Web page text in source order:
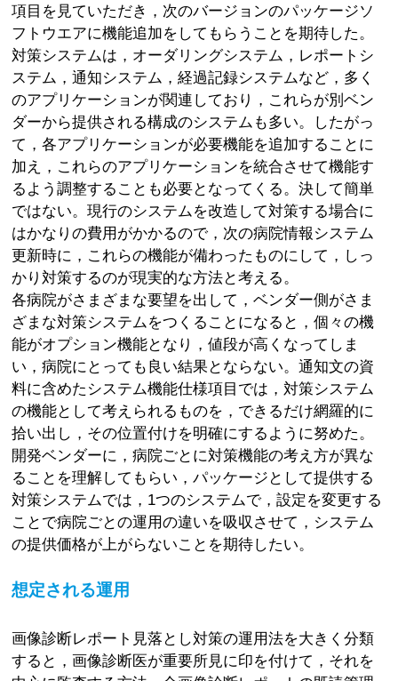
項目を見ていただき，次のバージョンのパッケージソ
フトウエアに機能追加をしてもらうことを期待した。
対策システムは，オーダリングシステム，レポートシ
ステム，通知システム，経過記録システムなど，多く
のアプリケーションが関連しており，これらが別ベン
ダーから提供される構成のシステムも多い。したがっ
て，各アプリケーションが必要機能を追加することに
加え，これらのアプリケーションを統合させて機能す
るよう調整することも必要となってくる。決して簡単
ではない。現行のシステムを改造して対策する場合に
はかなりの費用がかかるので，次の病院情報システム
更新時に，これらの機能が備わったものにして，しっ
かり対策するのが現実的な方法と考える。
各病院がさまざまな要望を出して，ベンダー側がさま
ざまな対策システムをつくることになると，個々の機
能がオプション機能となり，値段が高くなってしま
い，病院にとっても良い結果とならない。通知文の資
料に含めたシステム機能仕様項目では，対策システム
の機能として考えられるものを，できるだけ網羅的に
拾い出し，その位置付けを明確にするように努めた。
開発ベンダーに，病院ごとに対策機能の考え方が異な
ることを理解してもらい，パッケージとして提供する
対策システムでは，1つのシステムで，設定を変更する
ことで病院ごとの運用の違いを吸収させて，システム
の提供価格が上がらないことを期待したい。
想定される運用
画像診断レポート見落とし対策の運用法を大きく分類
すると，画像診断医が重要所見に印を付けて，それを